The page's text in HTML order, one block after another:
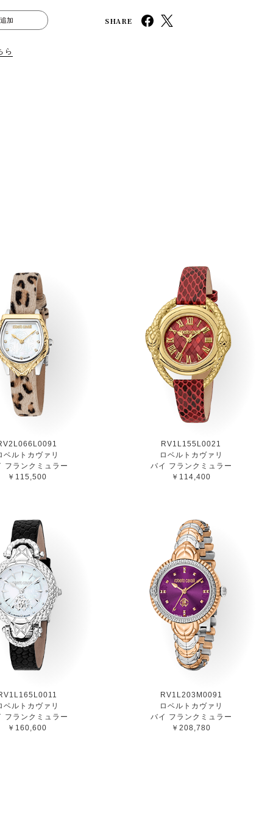
加 SHARE
ら
ベルトカヴァリ
フランクミュラー
￥115,500
RV1L155L0021
ロベルトカヴァリ
バイ フランクミュラー
￥114,400
ベルトカヴァリ
フランクミュラー
￥160,600
RV1L203M0091
ロベルトカヴァリ
バイ フランクミュラー
￥208,780